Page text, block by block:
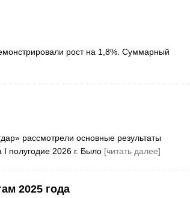
рост на 1,8%. Суммарный
рассмотрели основные результаты
I полугодие 2026 г. Было [читать далее]
2025 года